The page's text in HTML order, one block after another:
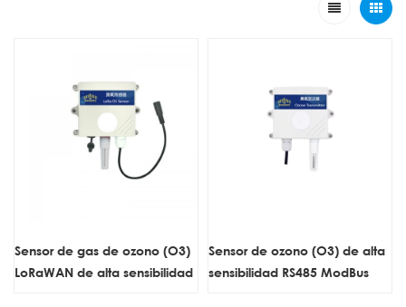
Sensor de gas de ozono (O3)
LoRaWAN de alta sensibilidad
Sensor de ozono (O3) de alta
sensibilidad RS485 ModBus